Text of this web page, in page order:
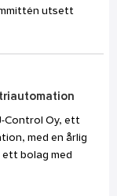
utsett
Control Oy, ett
med en årlig
ett bolag med